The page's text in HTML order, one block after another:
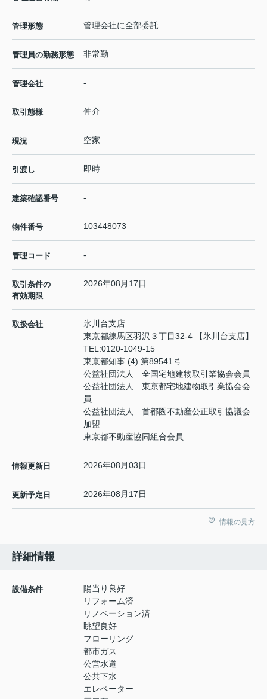
管理形態 管理会社に全部委託
管理員の勤務形態 非常勤
管理会社 -
取引態様 仲介
現況 空家
引渡し 即時
建築確認番号 -
物件番号 103448073
管理コード -
取引条件の
有効期限
2026年08月17日
取扱会社
氷川台支店
東京都練馬区羽沢３丁目32-4 【氷川台支店】
TEL:0120-1049-15
東京都知事 (4) 第89541号
公益社団法人 全国宅地建物取引業協会会員
公益社団法人 東京都宅地建物取引業協会会
員
公益社団法人 首都圏不動産公正取引協議会
加盟
東京都不動産協同組合会員
情報更新日 2026年08月03日
更新予定日 2026年08月17日
情報の見方
詳細情報
設備条件
陽当り良好
リフォーム済
リノベーション済
眺望良好
フローリング
都市ガス
公営水道
公共下水
エレベーター